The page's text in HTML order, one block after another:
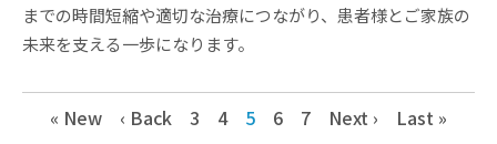
までの時間短縮や適切な治療につながり、患者様とご家族の
未来を支える一歩になります。
« New ‹ Back 3 4 5 6 7 Next › Last »